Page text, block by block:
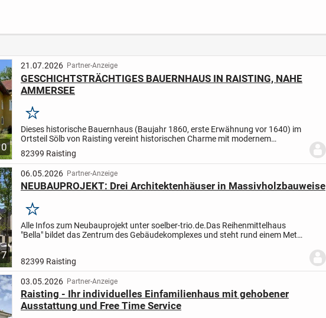
21.07.2026 Partner-Anzeige
GESCHICHTSTRÄCHTIGES BAUERNHAUS IN RAISTING, NAHE
AMMERSEE
Merken
Dieses historische Bauernhaus (Baujahr 1860, erste Erwähnung vor 1640) im
Ortsteil Sölb von Raisting vereint historischen Charme mit modernem
Wohnkomfort. Ein einzigartiges Kulturdenkmal mit...
82399 Raisting
7
06.05.2026 Partner-Anzeige
NEUBAUPROJEKT: Drei Architektenhäuser in Massivholzbauweise
Merken
Alle Infos zum Neubauprojekt unter soelber-trio.de.Das Reihenmittelhaus
"Bella" bildet das Zentrum des Gebäudekomplexes und steht rund einem Meter
82399 Raisting
03.05.2026 Partner-Anzeige
Raisting - Ihr individuelles Einfamilienhaus mit gehobener
Ausstattung und Free Time Service